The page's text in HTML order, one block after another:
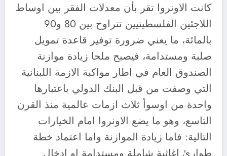
كانت الاونروا تقر بأن معدلات الفقر بين اوساط
اللاجئين الفلسطينيين تتراوح بين 80 و90
بالمائة، ما يعني ضرورة توفير قاعدة تمويل
صلبة ومستدامة، فيصبح ملحا زيادة موازنة
الصندوق العام في اطار مواكبة الازمة اللبنانية
التي وصفت من قبل البنك الدولي باعتبارها
واحدة من اوسوأ ثلاث ازمات عالمية منذ القرن
التاسع، وهو ما يضع الاونروا امام الخيارات
التالية: فاما زيادة الموازنة واما اعتماد خطة